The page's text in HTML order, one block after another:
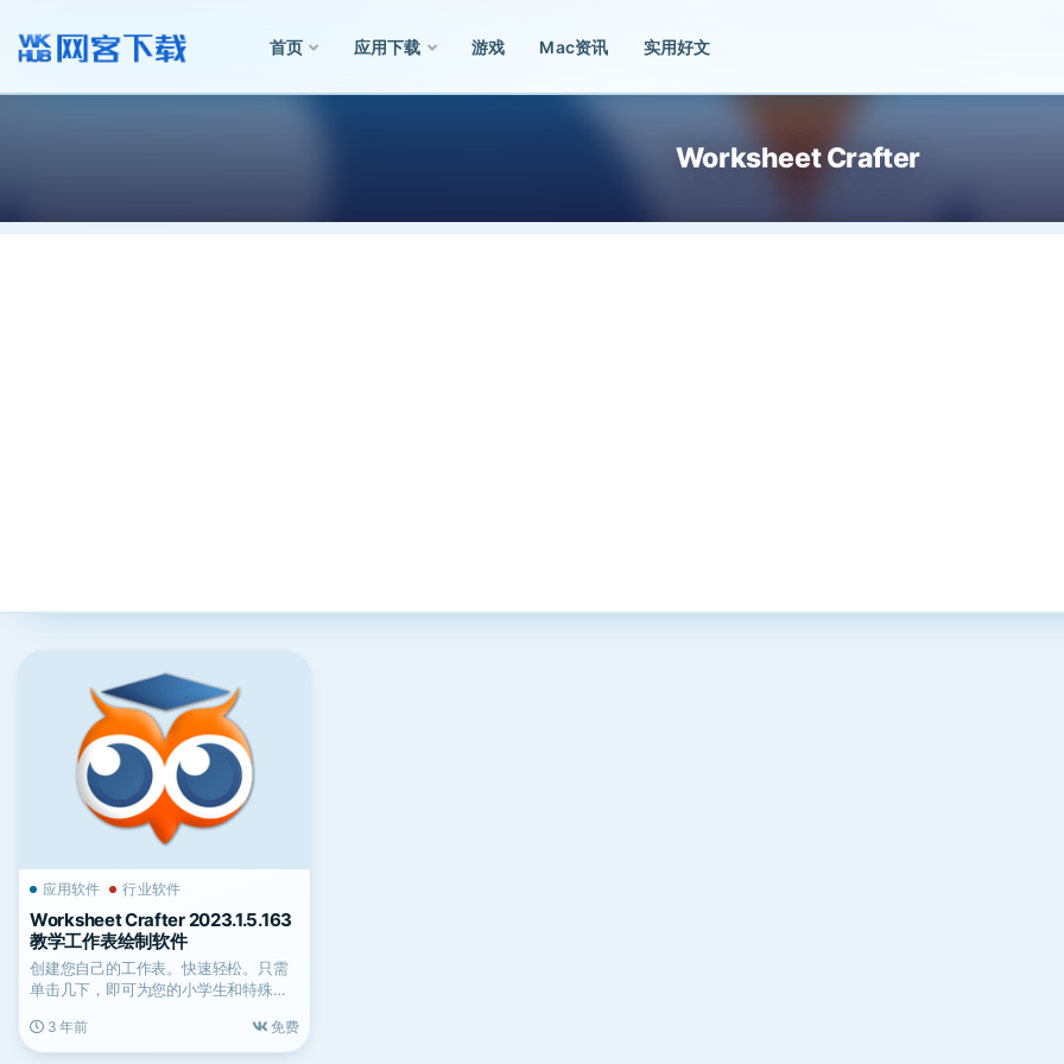
首页 应用下载 游戏 Mac资讯 实用好文
Worksheet Crafter
应用软件 行业软件
Worksheet Crafter 2023.1.5.163
教学工作表绘制软件
创建您自己的工作表。快速轻松。只需
单击几下，即可为您的小学生和特殊学
3 年前
免费